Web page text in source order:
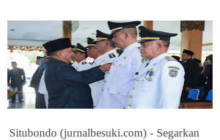
Situbondo (jurnalbesuki.com) - Segarkan